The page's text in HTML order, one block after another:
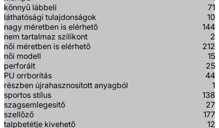
könnyű lábbeli
71
láthatósági tulajdonságok
10
nagy méretben is elérhető
144
nem tartalmaz szilikont
2
női méretben is elérhető
212
női modell
15
perforált
25
PU orrborítás
44
részben újrahasznosított anyagból
1
sportos stílus
138
szagsemlegesítő
27
szellőző
177
talpbetétje kivehető
12